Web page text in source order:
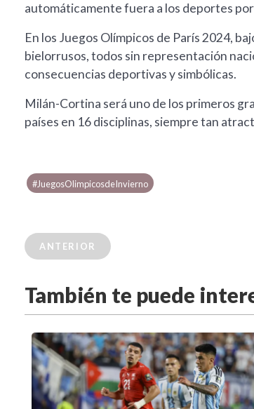
automáticamente fuera a los deportes
En los Juegos Olímpicos de París 2024,
bielorrusos, todos sin representación
consecuencias deportivas y simbólicas.
Milán-Cortina será uno de los primeros
países en 16 disciplinas, siempre tan
#JuegosOlimpicosdeInvierno
ANTERIOR
También te puede